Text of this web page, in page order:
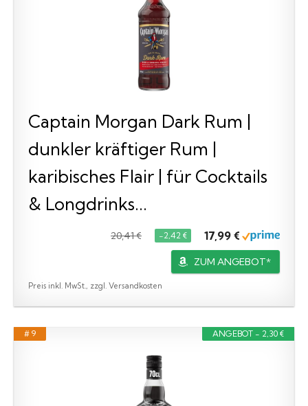
Captain Morgan Dark Rum |
dunkler kräftiger Rum |
karibisches Flair | für Cocktails
& Longdrinks...
20,41 € −2,42 € 17,99 €
ZUM ANGEBOT*
Preis inkl. MwSt., zzgl. Versandkosten
ANGEBOT - 2,30 €
# 9